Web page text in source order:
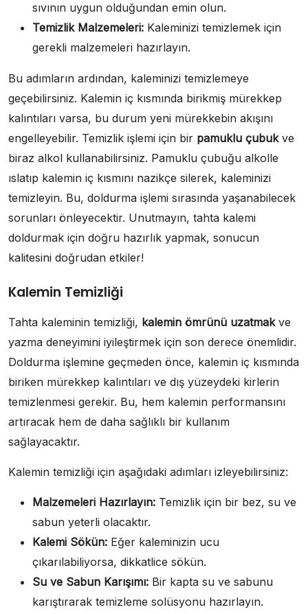
sıvının uygun olduğundan emin olun.
Temizlik Malzemeleri: Kaleminizi temizlemek için
gerekli malzemeleri hazırlayın.
Bu adımların ardından, kaleminizi temizlemeye
geçebilirsiniz. Kalemin iç kısmında birikmiş mürekkep
kalıntıları varsa, bu durum yeni mürekkebin akışını
engelleyebilir. Temizlik işlemi için bir pamuklu çubukve
biraz alkol kullanabilirsiniz. Pamuklu çubuğu alkolle
ıslatıp kalemin iç kısmını nazikçe silerek, kaleminizi
temizleyin. Bu, doldurma işlemi sırasında yaşanabilecek
sorunları önleyecektir. Unutmayın, tahta kalemi
doldurmak için doğru hazırlık yapmak, sonucun
kalitesini doğrudan etkiler!
Kalemin Temizliği
Tahta kaleminin temizliği, kalemin ömrünü uzatmakve
yazma deneyimini iyileştirmek için son derece önemlidir.
Doldurma işlemine geçmeden önce, kalemin iç kısmında
biriken mürekkep kalıntıları ve dış yüzeydeki kirlerin
temizlenmesi gerekir. Bu, hem kalemin performansını
artıracak hem de daha sağlıklı bir kullanım
sağlayacaktır.
Kalemin temizliği için aşağıdaki adımları izleyebilirsiniz:
Malzemeleri Hazırlayın: Temizlik için bir bez, su ve
sabun yeterli olacaktır.
Kalemi Sökün: Eğer kaleminizin ucu
çıkarılabiliyorsa, dikkatlice sökün.
Su ve Sabun Karışımı: Bir kapta su ve sabunu
karıştırarak temizleme solüsyonu hazırlayın.